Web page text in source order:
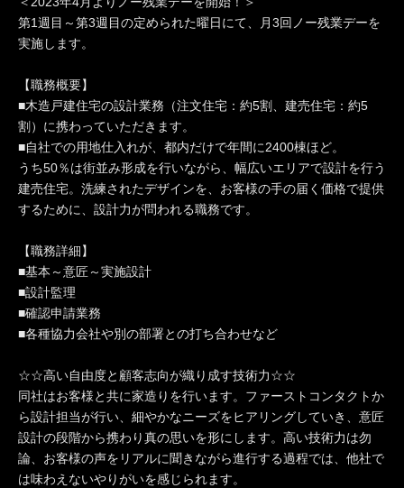
第1週目～第3週目の定められた曜日にて、月3回ノー残業デーを
実施します。
【職務概要】
■木造戸建住宅の設計業務（注文住宅：約5割、建売住宅：約5
割）に携わっていただきます。
■自社での用地仕入れが、都内だけで年間に2400棟ほど。
うち50％は街並み形成を行いながら、幅広いエリアで設計を行う
建売住宅。洗練されたデザインを、お客様の手の届く価格で提供
するために、設計力が問われる職務です。
【職務詳細】
■基本～意匠～実施設計
■設計監理
■確認申請業務
■各種協力会社や別の部署との打ち合わせなど
☆☆高い自由度と顧客志向が織り成す技術力☆☆
同社はお客様と共に家造りを行います。ファーストコンタクトか
ら設計担当が行い、細やかなニーズをヒアリングしていき、意匠
設計の段階から携わり真の思いを形にします。高い技術力は勿
論、お客様の声をリアルに聞きながら進行する過程では、他社で
は味わえないやりがいを感じられます。